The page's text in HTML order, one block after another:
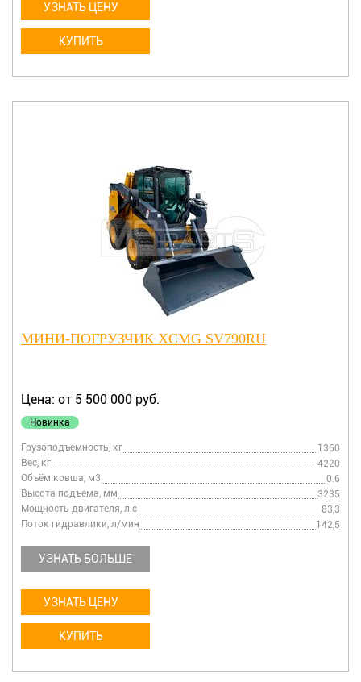
УЗНАТЬ ЦЕНУ
КУПИТЬ
МИНИ-ПОГРУЗЧИК XCMG SV790RU
Цена: от 5 500 000 руб.
Новинка
Грузоподъемность, кг
1360
Вес, кг
4220
Объём ковша, м3
0.6
Высота подъема, мм
3235
Мощность двигателя, л.с
83,3
Поток гидравлики, л/мин
142,5
УЗНАТЬ БОЛЬШЕ
УЗНАТЬ ЦЕНУ
КУПИТЬ